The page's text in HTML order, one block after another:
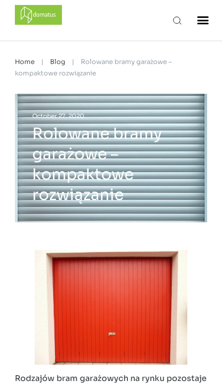
Home | Blog |
Rolowane bramy garażowe –
kompaktowe rozwiązanie
October 27, 2020
Rolowane bramy
garażowe –
kompaktowe
rozwiązanie
Rodzajów bram garażowych na rynku pozostaje